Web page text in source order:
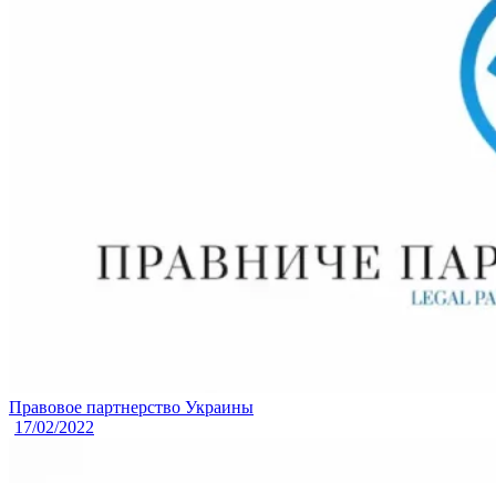
Правовое партнерство Украины
17/02/2022